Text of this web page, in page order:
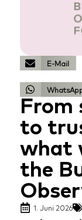
E-Mail
From
to
what
the
1. Juni 2026